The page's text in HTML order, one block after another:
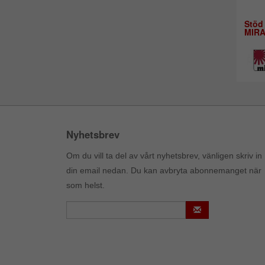
MIRA
Nyhetsbrev
Om du vill ta del av vårt nyhetsbrev, vänligen skriv in
din email nedan. Du kan avbryta abonnemanget när
som helst.